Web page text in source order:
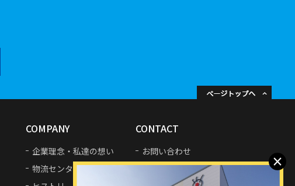
×
き損等の防止の安全管理措置を講じています。
COMPANY
企業理念・私達の想い
物流センター・拠点紹介
CONTACT
お問い合わせ
プライバシーポリシー